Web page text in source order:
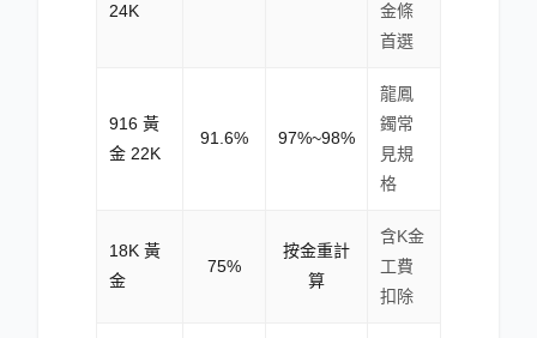
24K
金條
首選
916 黃
金 22K
91.6% 97%~98%
龍鳳
鐲常
見規
格
18K 黃
金
75%
按金重計
算
含K金
工費
扣除